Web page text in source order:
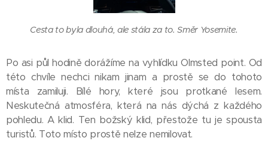
Cesta to byla dlouhá, ale stála za to. Směr Yosemite.
Po asi půl hodině dorážíme na vyhlídku Olmsted point. Od
této chvíle nechci nikam jinam a prostě se do tohoto
místa zamiluji. Bílé hory, které jsou protkané lesem.
Neskutečná atmosféra, která na nás dýchá z každého
pohledu. A klid. Ten božský klid, přestože tu je spousta
turistů. Toto místo prostě nelze nemilovat.